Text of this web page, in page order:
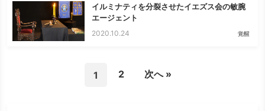
イルミナティを分裂させたイエズス会の敏腕
エージェント
2020.10.24 覚醒
1 2 次へ »